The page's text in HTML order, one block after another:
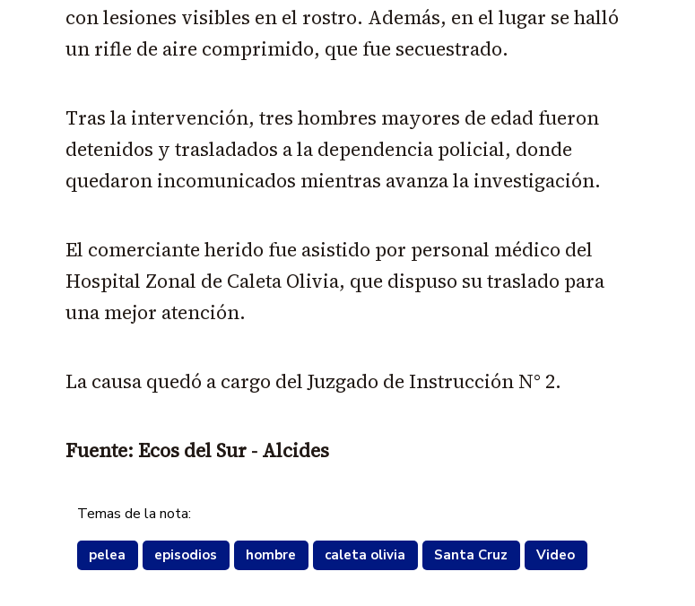
con lesiones visibles en el rostro. Además, en el lugar se halló
un rifle de aire comprimido, que fue secuestrado.
Tras la intervención, tres hombres mayores de edad fueron
detenidos y trasladados a la dependencia policial, donde
quedaron incomunicados mientras avanza la investigación.
El comerciante herido fue asistido por personal médico del
Hospital Zonal de Caleta Olivia, que dispuso su traslado para
una mejor atención.
La causa quedó a cargo del Juzgado de Instrucción N° 2.
Fuente: Ecos del Sur - Alcides
Temas de la nota:
pelea episodios hombre caleta olivia Santa Cruz Video